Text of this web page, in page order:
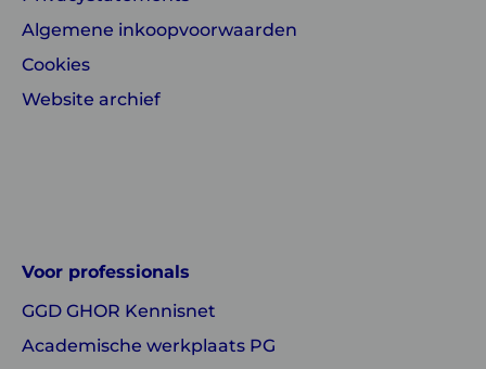
Algemene inkoopvoorwaarden
Cookies
Website archief
GHOR
Nederland
GHOR
Nederland
Voor professionals
GGD GHOR Kennisnet
Academische werkplaats PG